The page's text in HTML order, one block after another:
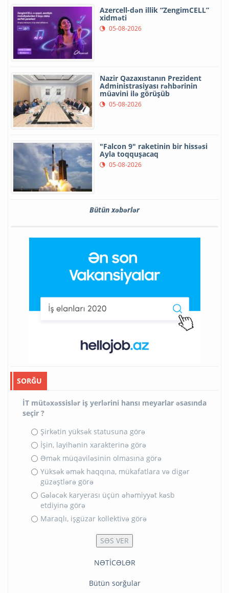
Azercell-dən illik “ZengimCELL”
xidməti
05-08-2026
Nazir Qazaxıstanın Prezident
Administrasiyası rəhbərinin
müavini ilə görüşüb
05-08-2026
"Falcon 9" raketinin bir hissəsi
Ayla toqquşacaq
05-08-2026
Bütün xəbərlər
SORĞU
İT mütəxəssislər iş yerlərini hansı meyarlar əsasında
seçir ?
Şirkətin yüksək statusuna görə
İşin, layihənin xarakterinə görə
Əmək müqaviləsinin olmasına görə
Yüksək əmək haqqına, mükafatlara və digər
güzəştlərə görə
Gələcək karyerası üçün əhəmiyyət kəsb
etdiyinə görə
Maraqlı, işgüzar kollektivə görə
NƏTİCƏLƏR
Bütün sorğular